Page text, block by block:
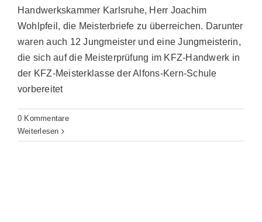
Handwerkskammer Karlsruhe, Herr Joachim
Wohlpfeil, die Meisterbriefe zu überreichen. Darunter
waren auch 12 Jungmeister und eine Jungmeisterin,
die sich auf die Meisterprüfung im KFZ-Handwerk in
der KFZ-Meisterklasse der Alfons-Kern-Schule
vorbereitet
0 Kommentare
Weiterlesen